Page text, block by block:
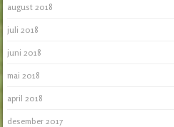
august 2018
juli 2018
juni 2018
mai 2018
april 2018
desember 2017